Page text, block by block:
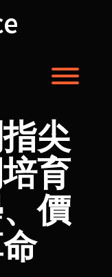
尖
育
價